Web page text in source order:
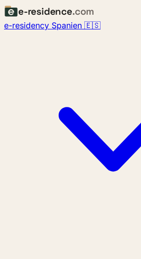
e-residence.com
e-residency Spanien 🇪🇸